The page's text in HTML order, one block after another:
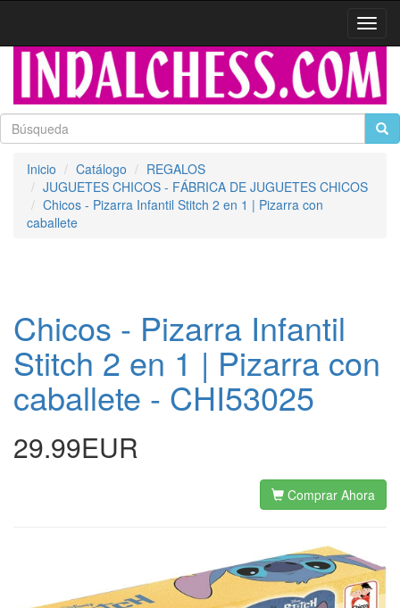
Inicio Catálogo
REGALOS
JUGUETES CHICOS - FÁBRICA DE JUGUETES CHICOS
Chicos - Pizarra Infantil Stitch 2 en 1 | Pizarra con
caballete
Chicos - Pizarra Infantil
Stitch 2 en 1 | Pizarra con
caballete - CHI53025
29.99EUR
Comprar Ahora